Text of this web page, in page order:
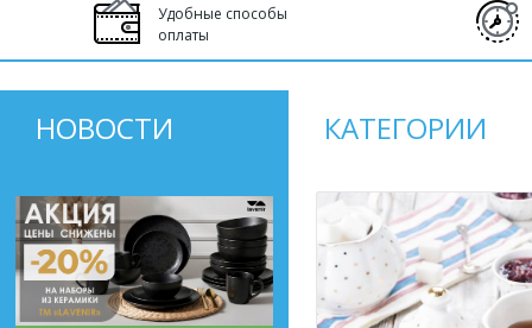
Удобные способы
оплаты
НОВОСТИ КАТЕГОРИИ